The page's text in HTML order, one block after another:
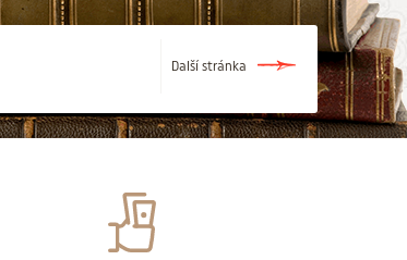
Další stránka